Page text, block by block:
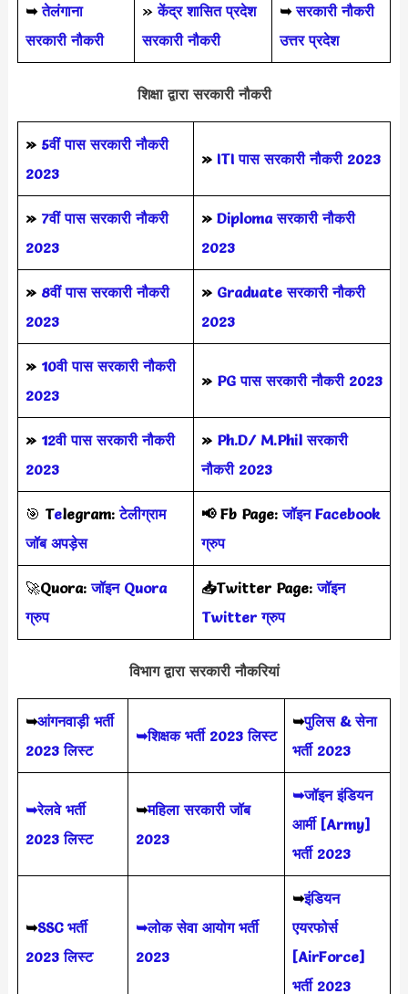
➥तेलंगाना
सरकारी नौकरी
»केंद्र शासित प्रदेश
सरकारी नौकरी
➥ सरकारी नौकरी
उत्तर प्रदेश
शिक्षा द्वारा सरकारी नौकरी
» 5वीं पास सरकारी नौकरी
2023
» ITI पास सरकारी नौकरी 2023
» 7वीं पास सरकारी नौकरी
2023
» Diploma सरकारी नौकरी
2023
» 8वीं पास सरकारी नौकरी
2023
» Graduate सरकारी नौकरी
2023
» 10वी पास सरकारी नौकरी
2023
» PG पास सरकारी नौकरी 2023
» 12वी पास सरकारी नौकरी
2023
» Ph.D/ M.Phil सरकारी
नौकरी 2023
🎯 Telegram: टेलीग्राम
जॉब अपड़ेस
📢 Fb Page:जॉइन Facebook
ग्रुप
🚀Quora:जॉइन Quora
ग्रुप
📥Twitter Page:जॉइन
Twitter ग्रुप
विभाग द्वारा सरकारी नौकरियां
➥आंगनवाड़ी भर्ती
2023 लिस्ट
➥शिक्षक भर्ती 2023 लिस्ट
➥पुलिस & सेना
भर्ती 2023
➥रेलवे भर्ती
2023 लिस्ट
➥महिला सरकारी जॉब
2023
➥जॉइन इंडियन
आर्मी [Army]
भर्ती 2023
➥SSC भर्ती
2023 लिस्ट
➥लोक सेवा आयोग भर्ती
2023
➥इंडियन
एयरफोर्स
[AirForce]
भर्ती 2023